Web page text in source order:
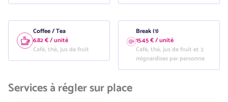
Coffee / Tea
6.82 € / unité
Café, thé, jus de fruit
Break (1)
15.45 € / unité
Café, thé, jus de fruit et 3
mignardises par personne
Services à régler sur place